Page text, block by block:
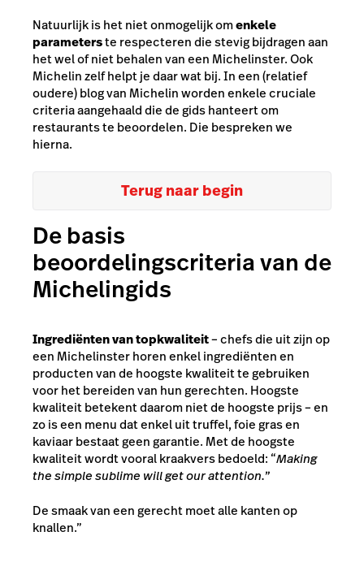
Natuurlijk is het niet onmogelijk omenkele
parameterste respecteren die stevig bijdragen aan
het wel of niet behalen van een Michelinster. Ook
Michelin zelf helpt je daar wat bij. In een (relatief
oudere) blog van Michelin worden enkele cruciale
criteria aangehaald die de gids hanteert om
restaurants te beoordelen. Die bespreken we
hierna.
Terug naar begin
De basis
beoordelingscriteria van de
Michelingids
Ingrediënten van topkwaliteit– chefs die uit zijn op
een Michelinster horen enkel ingrediënten en
producten van de hoogste kwaliteit te gebruiken
voor het bereiden van hun gerechten. Hoogste
kwaliteit betekent daarom niet de hoogste prijs – en
zo is een menu dat enkel uit truffel, foie gras en
kaviaar bestaat geen garantie. Met de hoogste
kwaliteit wordt vooral kraakvers bedoeld: “Making
the simple sublime will get our attention.”
De smaak van een gerecht moet alle kanten op
knallen.”